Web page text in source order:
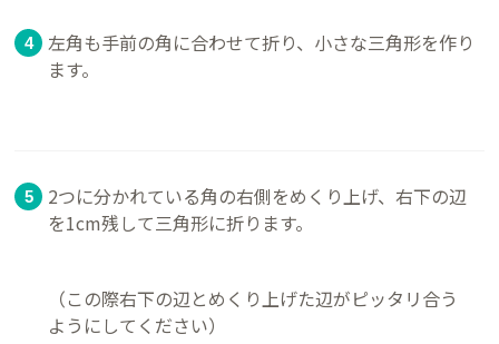
左角も手前の角に合わせて折り、小さな三角形を作り
ます。
2つに分かれている角の右側をめくり上げ、右下の辺
を1cm残して三角形に折ります。
（この際右下の辺とめくり上げた辺がピッタリ合う
ようにしてください）